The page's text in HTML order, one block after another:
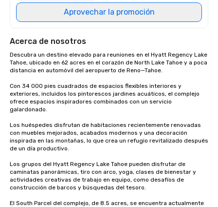
Aprovechar la promoción
Acerca de nosotros
Descubra un destino elevado para reuniones en el Hyatt Regency Lake
Tahoe, ubicado en 62 acres en el corazón de North Lake Tahoe y a poca
distancia en automóvil del aeropuerto de Reno—Tahoe.
Con 34 000 pies cuadrados de espacios flexibles interiores y
exteriores, incluidos los pintorescos jardines acuáticos, el complejo
ofrece espacios inspiradores combinados con un servicio
galardonado.
Los huéspedes disfrutan de habitaciones recientemente renovadas
con muebles mejorados, acabados modernos y una decoración
inspirada en las montañas, lo que crea un refugio revitalizado después
de un día productivo.
Los grupos del Hyatt Regency Lake Tahoe pueden disfrutar de
caminatas panorámicas, tiro con arco, yoga, clases de bienestar y
actividades creativas de trabajo en equipo, como desafíos de
construcción de barcos y búsquedas del tesoro.
El South Parcel del complejo, de 8.5 acres, se encuentra actualmente